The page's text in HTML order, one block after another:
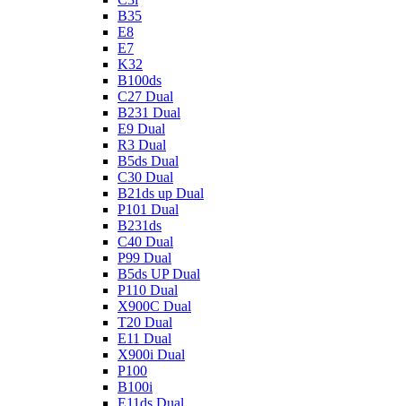
B35
E8
E7
K32
B100ds
C27 Dual
B231 Dual
E9 Dual
R3 Dual
B5ds Dual
C30 Dual
B21ds up Dual
P101 Dual
B231ds
C40 Dual
P99 Dual
B5ds UP Dual
P110 Dual
X900C Dual
T20 Dual
E11 Dual
X900i Dual
P100
B100i
E11ds Dual